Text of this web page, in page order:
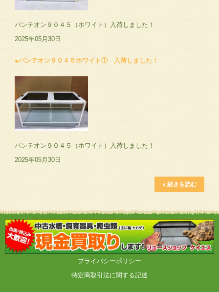
パンテオン９０４５（ホワイト）入荷しました！
2025年05月30日
●パンテオン９０４５ホワイト① 入荷しました！
パンテオン９０４５（ホワイト）入荷しました！
2025年05月30日
» 続きを読む
プライバシーポリシー
特定商取引法に関する記述